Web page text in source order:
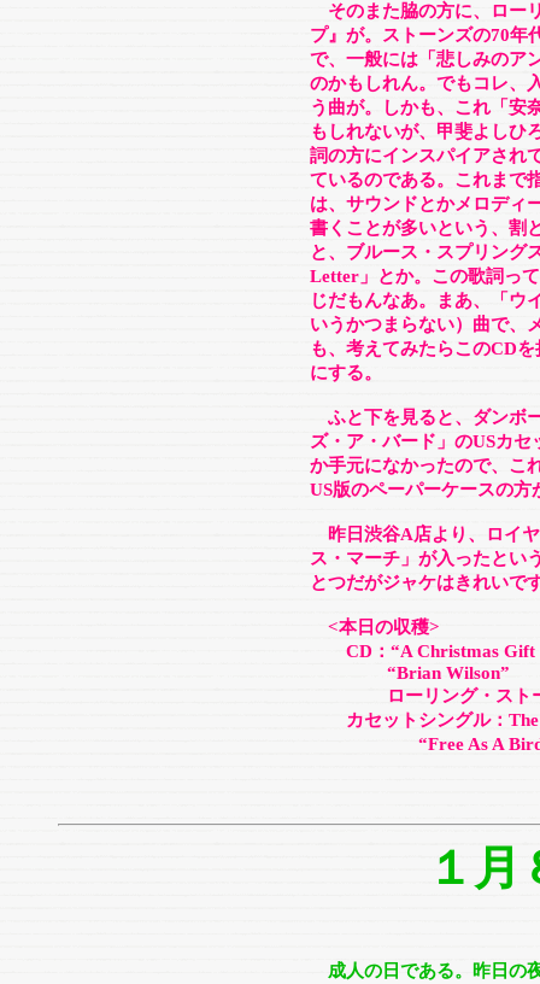
そのまた脇の方に、ロー
プ』が。ストーンズの70年
で、一般には「悲しみのア
のかもしれん。でもコレ、
う曲が。しかも、これ「安
もしれないが、甲斐よしひ
詞の方にインスパイアされ
ているのである。これまで
は、サウンドとかメロディ
書くことが多いという、割
と、ブルース・スプリング
Letter」とか。この歌詞っ
じだもんなあ。まあ、「ウ
いうかつまらない）曲で、
も、考えてみたらこのCD
にする。
ふと下を見ると、ダンボ
ズ・ア・バード」のUSカ
か手元になかったので、こ
US版のペーパーケースの
昨日渋谷A店より、ロイ
ス・マーチ」が入ったとい
とつだがジャケはきれいで
<本日の収穫>
CD：“A Christmas Gift
“Brian Wilson”
ローリング・ストーン
カセットシングル：The
“Free As A Bird/
１
成人の日である。昨日の